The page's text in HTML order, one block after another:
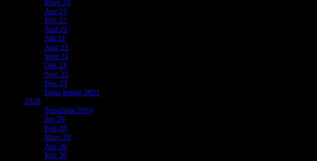
Mars 21
Apr 21
Maj 21
Juni 21
Juli 21
Aug 21
Sept 21
Okt 21
Nov 21
Dec 21
Egna teman 2021
2020
Temalista 2020
Jan 20
Feb 20
Mars 20
Apr 20
Maj 20